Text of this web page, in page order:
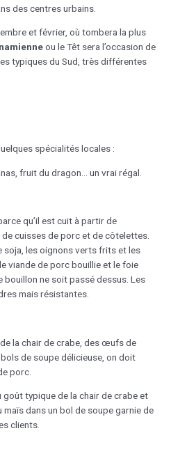
des centres urbains.
et février, où tombera la plus
ou le Têt sera l’occasion de
typiques du Sud, très différentes
spécialités locales :
fruit du dragon… un vrai régal.
qu’il est cuit à partir de
cuisses de porc et de côtelettes.
soja, les oignons verts frits et les
viande de porc bouillie et le foie
bouillon ne soit passé dessus. Les
mais résistantes.
la chair de crabe, des œufs de
de soupe délicieuse, on doit
porc.
goût typique de la chair de crabe et
dans un bol de soupe garnie de
clients.